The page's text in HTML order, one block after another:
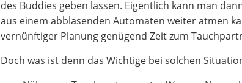
des Buddies geben lassen. Eigentlich kann man
aus einem abblasenden Automaten weiter atmen
vernünftiger Planung genügend Zeit zum
Doch was ist denn das Wichtige bei solchen